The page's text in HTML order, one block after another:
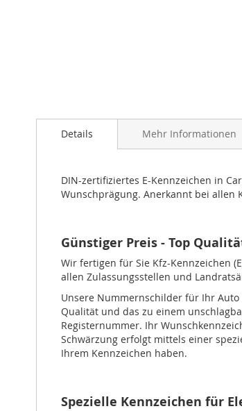
Details
DIN-zertifiziertes E-Kennzeichen in
Wunschprägung. Anerkannt bei allen
Günstiger Preis - Top
Wir fertigen für Sie Kfz-Kennzeichen
allen Zulassungsstellen und
Unsere Nummernschilder für Ihr Auto
Qualität und das zu einem
Registernummer. Ihr
Schwärzung erfolgt mittels einer
Ihrem Kennzeichen haben.
Spezielle Kennzeichen für
Mehr Informationen